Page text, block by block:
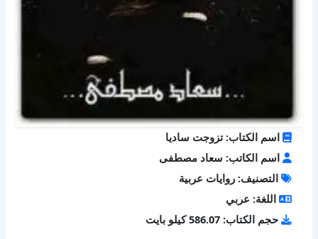
اسم الكتاب: تزوجت ساديا
اسم الكاتب: سعاد مصطفى
التصنيف: روايات عربية
اللغة: عربي
حجم الكتاب: 586.07 كيلو بايت